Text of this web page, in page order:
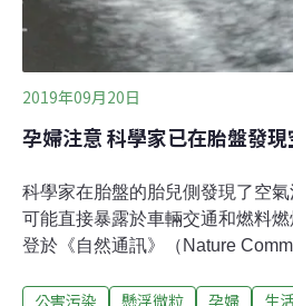
2019年09月20日
孕婦注意 科學家已在胎盤發
科學家在胎盤的胎兒側發現了空
可能直接暴露於車輛交通和燃料
登於《自然通訊》（Nature
每個研究對象的胎盤中都能觀察
公害污染 懸浮微粒 孕婦 生